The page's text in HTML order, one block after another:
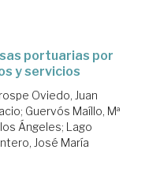
portuarias por
y servicios
Oviedo, Juan
; Guervós Maíllo, Mª
Ángeles; Lago
José María